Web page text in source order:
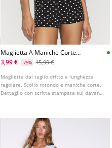
Maglietta A Maniche Corte
Con Scritta
3,99 € -75% 15,99 €
Maglietta dal taglio dritto e lunghezza
regolare. Scollo rotondo e maniche corte.
Dettaglio con scritta stampata sul davanti.